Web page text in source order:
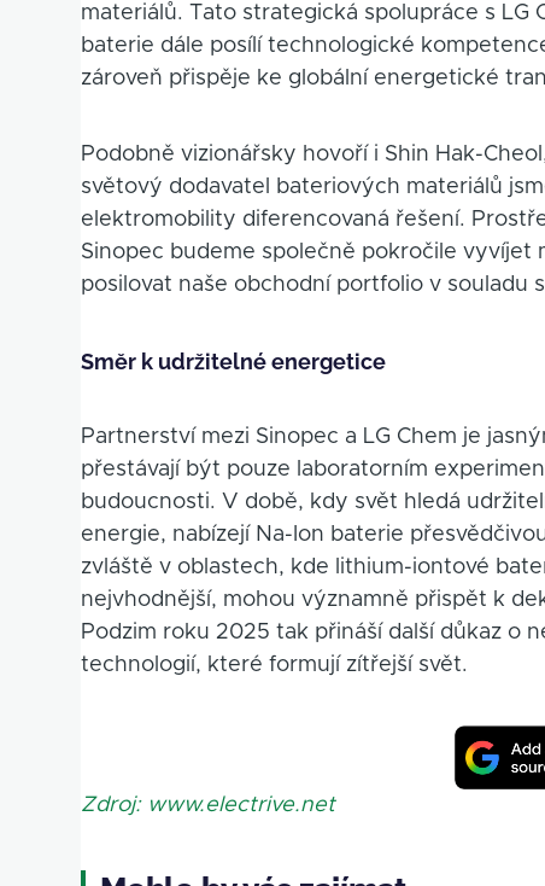
materiálů. Tato strategická spolupráce s LG
baterie dále posílí technologické
zároveň přispěje ke globální energetické
Podobně vizionářsky hovoří i Shin Hak-
světový dodavatel bateriových materiálů
elektromobility diferencovaná řešení.
Sinopec budeme společně pokročile vyvíjet
posilovat naše obchodní portfolio v souladu
Směr k udržitelné energetice
Partnerství mezi Sinopec a LG Chem je
přestávají být pouze laboratorním
budoucnosti. V době, kdy svět hledá
energie, nabízejí Na-Ion baterie
zvláště v oblastech, kde lithium-iontové
nejvhodnější, mohou významně přispět k
Podzim roku 2025 tak přináší další důkaz o
technologií, které formují zítřejší svět.
Zdroj: www.electrive.net